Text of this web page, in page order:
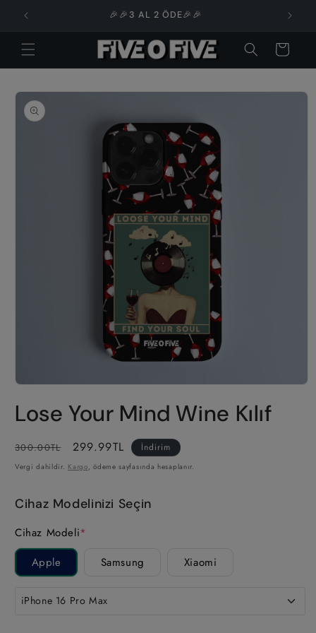
İçeriğe
atla
🎉🎉3 AL 2 ÖDE🎉🎉
Sepet
Ürün
bilgisine
atla
modda
oynatın
Lose Your Mind Wine Kılıf
Normal
fiyat
300.00TL
İndirimli
fiyat
299.99TL İndirim
Vergi dahildir. Kargo, ödeme sayfasında hesaplanır.
Cihaz Modelinizi Seçin
Cihaz Modeli*
Apple
Samsung Xiaomi
iPhone 16 Pro Max